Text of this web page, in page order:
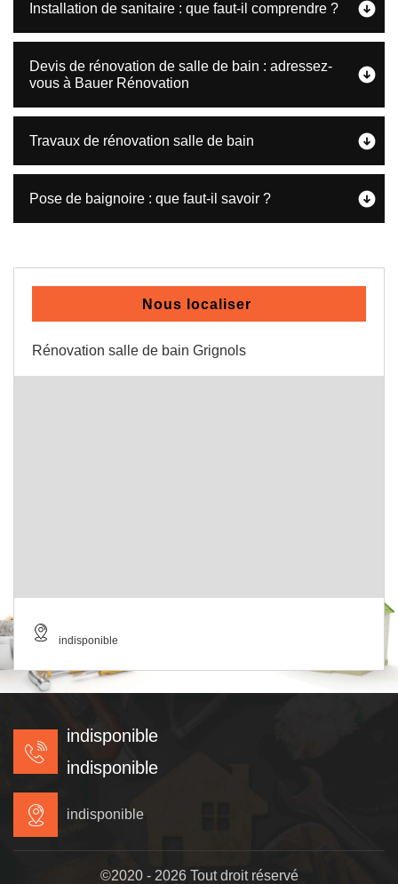
Installation de sanitaire : que faut-il comprendre ?
Devis de rénovation de salle de bain : adressez-
vous à Bauer Rénovation
Travaux de rénovation salle de bain
Pose de baignoire : que faut-il savoir ?
Nous localiser
Rénovation salle de bain Grignols
indisponible
indisponible
indisponible
indisponible
©2020 - 2026 Tout droit réservé